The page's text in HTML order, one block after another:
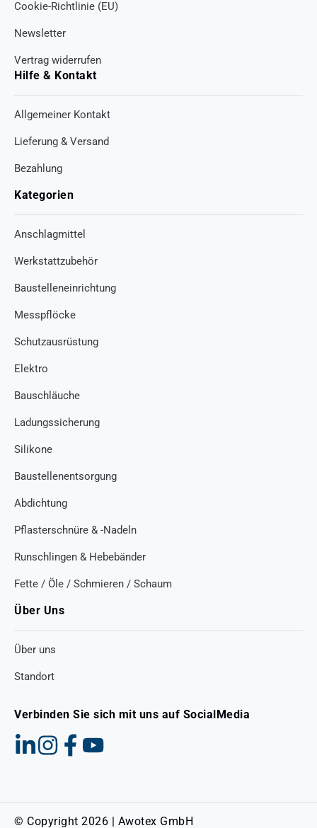
Cookie-Richtlinie (EU)
Newsletter
Vertrag widerrufen
Hilfe & Kontakt
Allgemeiner Kontakt
Lieferung & Versand
Bezahlung
Kategorien
Anschlagmittel
Werkstattzubehör
Baustelleneinrichtung
Messpflöcke
Schutzausrüstung
Elektro
Bauschläuche
Ladungssicherung
Silikone
Baustellenentsorgung
Abdichtung
Pflasterschnüre & -Nadeln
Runschlingen & Hebebänder
Fette / Öle / Schmieren / Schaum
Über Uns
Über uns
Standort
Verbinden Sie sich mit uns auf SocialMedia
© Copyright 2026 | Awotex GmbH